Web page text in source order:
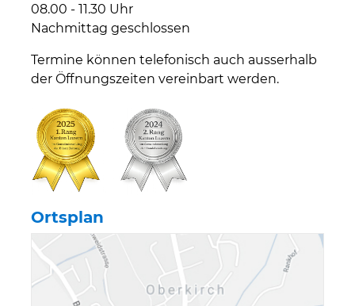
08.00 - 11.30 Uhr
Nachmittag geschlossen
Termine können telefonisch auch ausserhalb
der Öffnungszeiten vereinbart werden.
Ortsplan